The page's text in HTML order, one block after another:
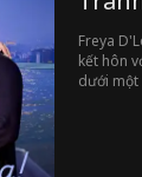
Freya
kết hôn
dưới một